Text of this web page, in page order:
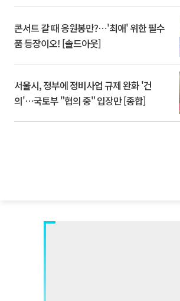
콘서트 갈 때 응원봉만?⋯'최애' 위한 필수
품 등장이오! [솔드아웃]
서울시, 정부에 정비사업 규제 완화 '건
의'⋯국토부 "협의 중" 입장만 [종합]